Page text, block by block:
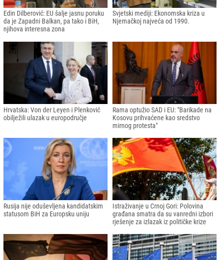
Edin Dilberović: EU šalje jasnu poruku
da je Zapadni Balkan, pa tako i BiH,
njihova interesna zona
Svjetski mediji: Ekonomska kriza u
Njemačkoj najveća od 1990.
Hrvatska: Von der Leyen i Plenković
obilježili ulazak u europodručje
Rama optužio SAD i EU: "Barikade na
Kosovu prihvaćene kao sredstvo
mirnog protesta"
Rusija nije oduševljena kandidatskim
statusom BiH za Europsku uniju
Istraživanje u Crnoj Gori: Polovina
građana smatra da su vanredni izbori
rješenje za izlazak iz političke krize